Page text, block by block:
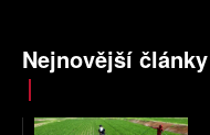
Nejnovější články